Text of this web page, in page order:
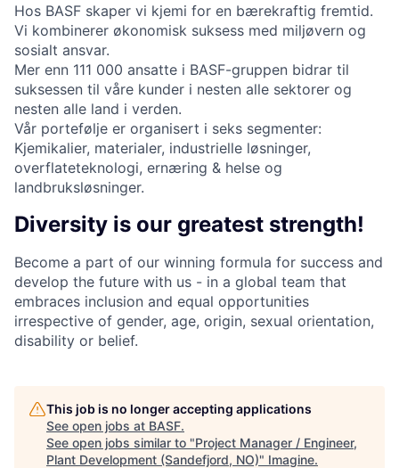
Hos BASF skaper vi kjemi for en bærekraftig fremtid.
Vi kombinerer økonomisk suksess med miljøvern og
sosialt ansvar.
Mer enn 111 000 ansatte i BASF-gruppen bidrar til
suksessen til våre kunder i nesten alle sektorer og
nesten alle land i verden.
Vår portefølje er organisert i seks segmenter:
Kjemikalier, materialer, industrielle løsninger,
overflateteknologi, ernæring & helse og
landbruksløsninger.
Diversity is our greatest strength!
Become a part of our winning formula for success and
develop the future with us - in a global team that
embraces inclusion and equal opportunities
irrespective of gender, age, origin, sexual orientation,
disability or belief.
This job is no longer accepting applications
See open jobs at BASF.
See open jobs similar to "Project Manager / Engineer,
Plant Development (Sandefjord, NO)" Imagine.